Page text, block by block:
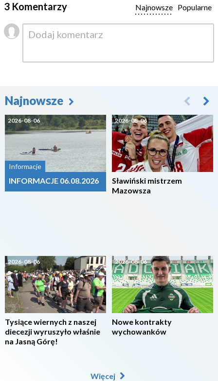
3 Komentarzy Popularne
Najnowsze
Najnowsze
2026-08-06
Informacje
INFORMACJE 06.08.2026
2026-08-06
Tysiące wiernych z naszej
diecezji wyruszyło właśnie
na Jasną Górę!
2026-08-06
Sławiński mistrzem
Mazowsza
2026-08-06
Nowe kontrakty
wychowanków
Więcej